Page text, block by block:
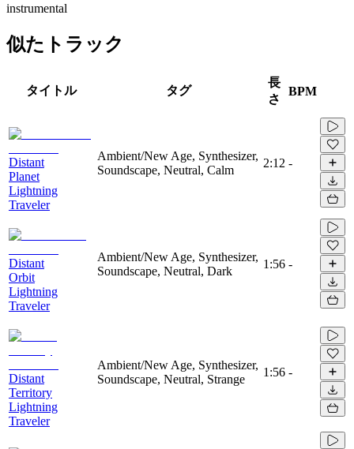
instrumental
似たトラック
タイトル タグ
長
さ
BPM
Distant
Planet
Lightning
Traveler
Ambient/New Age, Synthesizer,
Soundscape, Neutral, Calm
2:12 -
Distant
Orbit
Lightning
Traveler
Ambient/New Age, Synthesizer,
Soundscape, Neutral, Dark
1:56 -
Distant
Territory
Lightning
Traveler
Ambient/New Age, Synthesizer,
Soundscape, Neutral, Strange
1:56 -